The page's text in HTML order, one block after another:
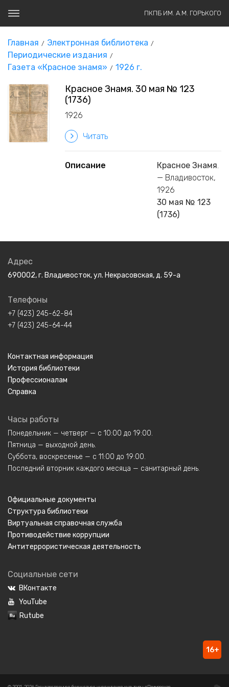
ПКПБ ИМ. А.М. ГОРЬКОГО
Главная
Электронная библиотека
Периодические издания
Газета «Красное знамя»
1926 г.
Красное Знамя. 30 мая № 123
(1736)
1926
Читать
Описание Красное Знамя.
— Владивосток,
1926
30 мая № 123
(1736)
Адрес
690002, г. Владивосток, ул. Некрасовская, д. 59-а
Телефоны
+7 (423) 245-62-84
+7 (423) 245-64-44
Контактная информация
История библиотеки
Профессионалам
Справка
Часы работы
Понедельник — четверг — с 10:00 до 19:00.
Пятница — выходной день.
Суббота, воскресенье — с 11:00 до 19:00.
Последний вторник каждого месяца — санитарный день.
Официальные документы
Структура библиотеки
Виртуальная справочная служба
Противодействие коррупции
Антитеррористическая деятельность
Социальные сети
ВКонтакте
YouTube
Rutube
16+